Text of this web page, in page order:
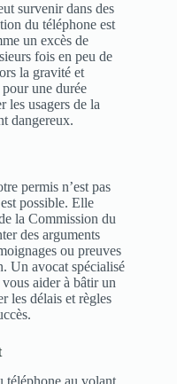
survenir dans des
du téléphone est
un excès de
fois en peu de
la gravité et
une durée
les usagers de la
dangereux.
permis n’est pas
possible. Elle
la Commission du
des arguments
ou preuves
Un avocat spécialisé
aider à bâtir un
les délais et règles
téléphone au volant